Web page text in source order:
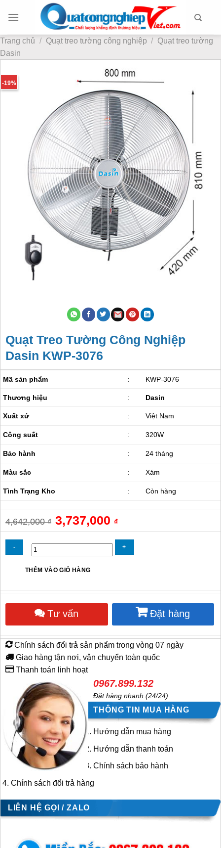
đến
dung
Trang chủ / Quạt treo tường công nghiệp / Quạt treo tường
Dasin
-19%
Quạt Treo Tường Công Nghiệp
Dasin KWP-3076
Mã sản phẩm : KWP-3076
Thương hiệu : Dasin
Xuất xứ : Việt Nam
Công suất : 320W
Bảo hành : 24 tháng
Màu sắc : Xám
Tình Trạng Kho : Còn hàng
4,642,000₫
Giá
gốc
là:
3,737,000 ₫
Giá
hiện
tại
là:
3,737,000 ₫.
Nghiệp
số
lượng
THÊM VÀO GIỎ HÀNG
Tư vấn Đặt hàng
Chính sách đổi trả sản phẩm trong vòng 07 ngày
Giao hàng tận nơi, vận chuyển toàn quốc
Thanh toán linh hoạt
0967.899.132
Đặt hàng nhanh (24/24)
THÔNG TIN MUA HÀNG
Hướng dẫn mua hàng
Hướng dẫn thanh toán
Chính sách bảo hành
Chính sách đổi trả hàng
LIÊN HỆ GỌI / ZALO